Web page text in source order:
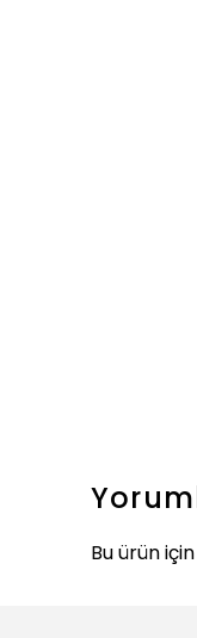
Bu ürün